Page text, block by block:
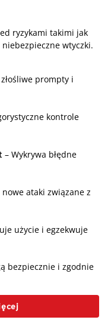
ryzykami takimi jak
wtyczki.
prompty i
kontrole
– Wykrywa błędne
ataki związane z
użycie i egzekwuje
bezpiecznie i zgodnie